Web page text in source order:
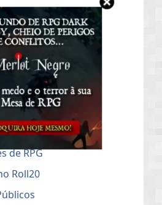
Dragons
RPG
de RPG
Roll20